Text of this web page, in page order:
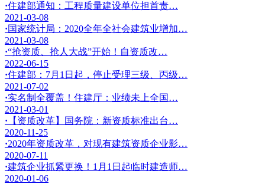
·住建部通知：工程质量建设单位担首责…
2021-03-08
·国家统计局：2020全年全社会建筑业增加…
2021-03-08
·“抢资质、抢人大战”开始！自资质改…
2022-06-15
·住建部：7月1日起，停止受理三级、丙级…
2021-07-02
·实名制全覆盖！住建厅：业绩未上全国…
2021-03-01
· 【资质改革】国务院：新资质标准出台…
2020-11-25
·2020年资质改革，对现有建筑资质企业影…
2020-07-11
·建筑企业抓紧更换！1月1日起临时建造师…
2020-01-06